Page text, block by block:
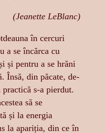
(Jeanette LeBlanc)
în cercuri
a se încărca cu
și pentru a se hrăni
Însă, din păcate, de-
s-a pierdut.
să se
și la energia
la apariția, din ce în